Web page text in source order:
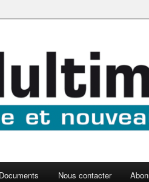
Documents Nous contacter